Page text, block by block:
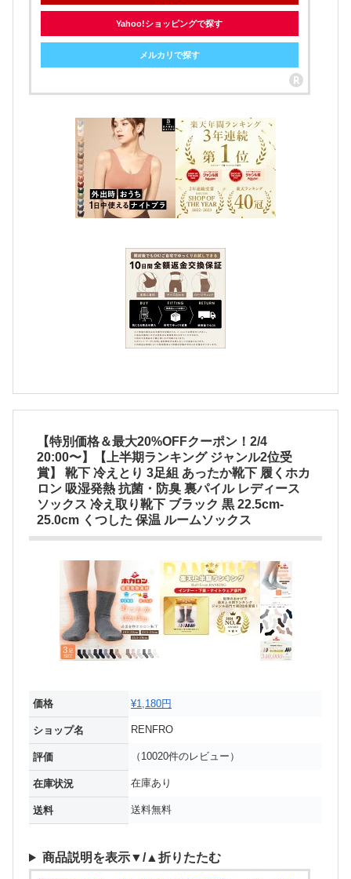
Yahoo!ショッピングで探す
メルカリで探す
【特別価格＆最大20%OFFクーポン！2/4
20:00〜】【上半期ランキング ジャンル2位受
賞】 靴下 冷えとり 3足組 あったか靴下 履くホカ
ロン 吸湿発熱 抗菌・防臭 裏パイル レディース
ソックス 冷え取り靴下 ブラック 黒 22.5cm-
25.0cm くつした 保温 ルームソックス
価格 ¥1,180円
ショップ名 RENFRO
評価 （10020件のレビュー）
在庫状況 在庫あり
送料 送料無料
商品説明を表示▼/▲折りたたむ